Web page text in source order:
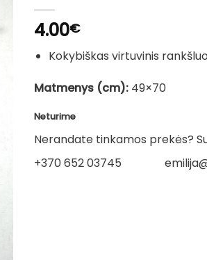
4.00€
Kokybiškas virtuvinis
Matmenys (cm): 49×70
Neturime
Nerandate tinkamos prekės?
+370 652 03745